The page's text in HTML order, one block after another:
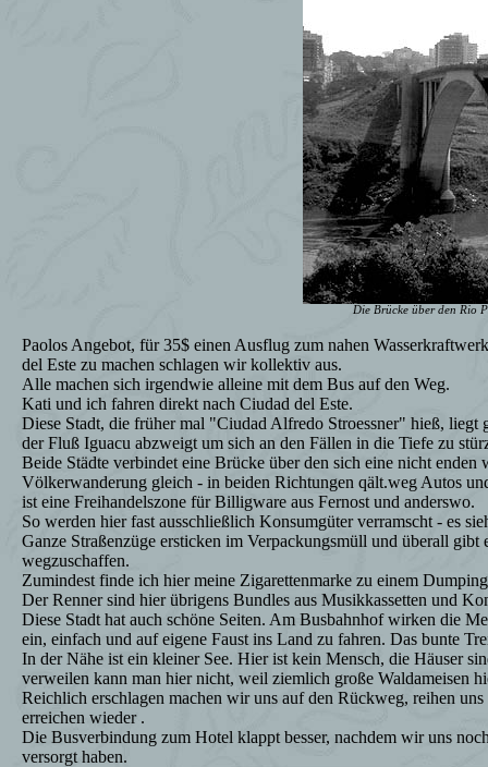
Die Brücke über den Rio
Paolos Angebot, für 35$ einen Ausflug zum nahen
del Este zu machen schlagen wir kollektiv aus.
Alle machen sich irgendwie alleine mit dem Bus auf den Weg.
Kati und ich fahren direkt nach Ciudad del Este.
Diese Stadt, die früher mal "Ciudad Alfredo Stroessner" hieß, liegt
der Fluß Iguacu abzweigt um sich an den Fällen in die Tiefe zu
Beide Städte verbindet eine Brücke über den sich eine nicht
Völkerwanderung gleich - in beiden Richtungen qält.weg Autos
ist eine Freihandelszone für Billigware aus Fernost und anderswo.
So werden hier fast ausschließlich Konsumgüter verramscht - es
Ganze Straßenzüge ersticken im Verpackungsmüll und überall
wegzuschaffen.
Zumindest finde ich hier meine Zigarettenmarke zu einem
Der Renner sind hier übrigens Bundles aus Musikkassetten und
Diese Stadt hat auch schöne Seiten. Am Busbahnhof wirken die
ein, einfach und auf eigene Faust ins Land zu fahren. Das bunte
In der Nähe ist ein kleiner See. Hier ist kein Mensch, die Häuser
verweilen kann man hier nicht, weil ziemlich große Waldameisen
Reichlich erschlagen machen wir uns auf den Rückweg, reihen
erreichen wieder .
Die Busverbindung zum Hotel klappt besser, nachdem wir uns
versorgt haben.